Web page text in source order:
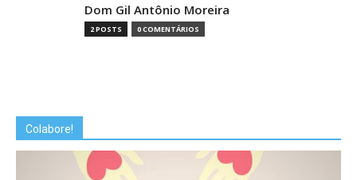
Dom Gil Antônio Moreira
2 POSTS 0 COMENTÁRIOS
Colabore!